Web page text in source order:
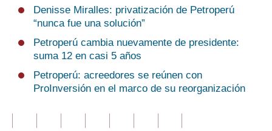
Denisse Miralles: privatización de Petroperú
“nunca fue una solución”
Petroperú cambia nuevamente de presidente:
suma 12 en casi 5 años
Petroperú: acreedores se reúnen con
ProInversión en el marco de su reorganización